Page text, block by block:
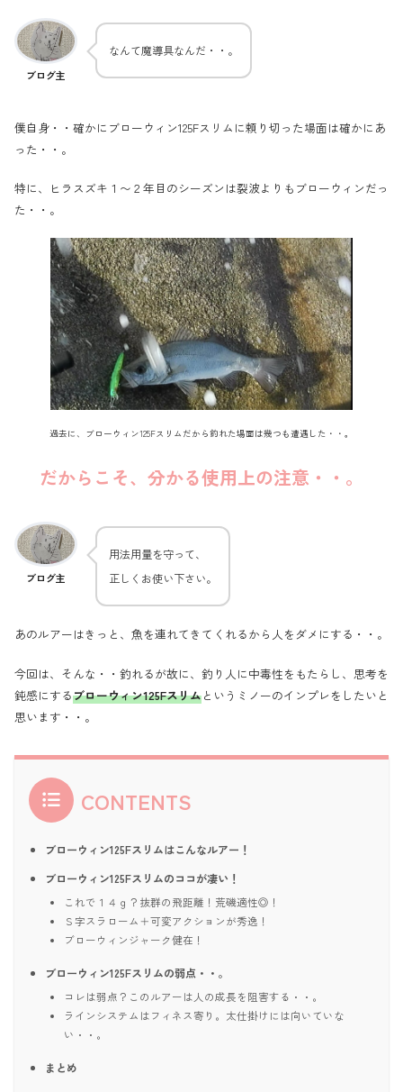
ブログ主
なんて魔導具なんだ・・。
僕自身・・確かにブローウィン125Fスリムに頼り切った場面は確かにあ
った・・。
特に、ヒラスズキ１〜２年目のシーズンは裂波よりもブローウィンだっ
た・・。
過去に、ブローウィン125Fスリムだから釣れた場面は幾つも遭遇した・・。
だからこそ、分かる使用上の注意・・。
ブログ主
用法用量を守って、
正しくお使い下さい。
あのルアーはきっと、魚を連れてきてくれるから人をダメにする・・。
今回は、そんな・・釣れるが故に、釣り人に中毒性をもたらし、思考を
鈍感にするブローウィン125Fスリムというミノーのインプレをしたいと
思います・・。
CONTENTS
ブローウィン125Fスリムはこんなルアー！
ブローウィン125Fスリムのココが凄い！
これで１４ｇ？抜群の飛距離！荒磯適性◎！
Ｓ字スラローム＋可変アクションが秀逸！
ブローウィンジャーク健在！
ブローウィン125Fスリムの弱点・・。
コレは弱点？このルアーは人の成長を阻害する・・。
ラインシステムはフィネス寄り。太仕掛けには向いていな
い・・。
まとめ